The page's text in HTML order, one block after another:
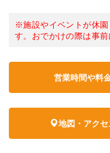
※施設やイベントが休
す。おでかけの際は事前
営業時間や料
地図・アク